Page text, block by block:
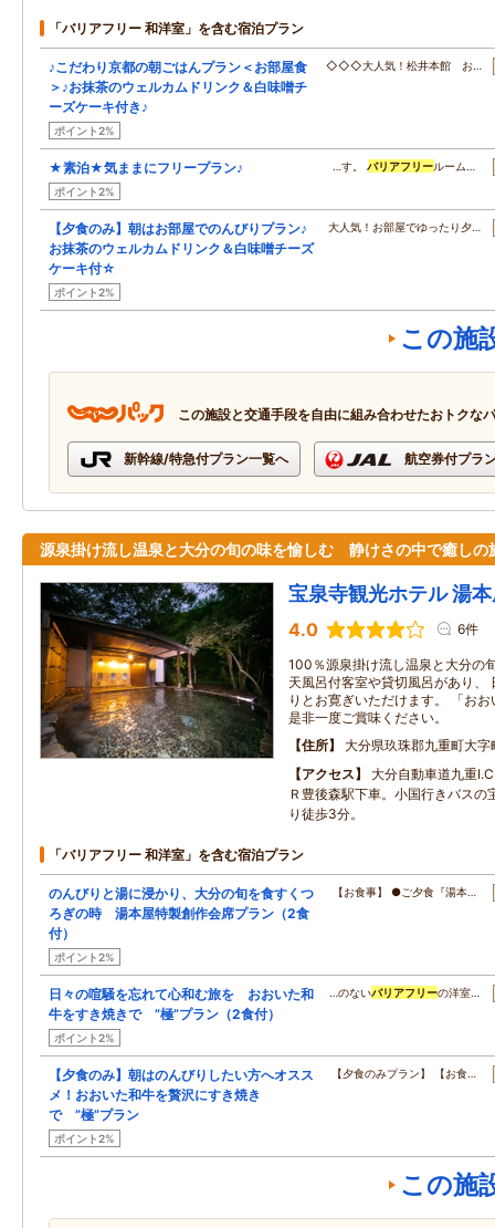
「バリアフリー 和洋室」を含む宿泊プラン
♪こだわり京都の朝ごはんプラン＜お部屋食
＞♪お抹茶のウェルカムドリンク＆白味噌チ
ーズケーキ付き♪
ポイント2%
◇◇◇大人気！松井本館 お…
★素泊★気ままにフリープラン♪
ポイント2%
…す。バリアフリールーム…
【夕食のみ】朝はお部屋でのんびりプラン♪
お抹茶のウェルカムドリンク＆白味噌チーズ
ケーキ付☆
ポイント2%
大人気！お部屋でゆったり夕…
この施
この施設と交通手段を自由に組み合わせたおトクな
新幹線/特急付プラン一覧へ 航空券付プラ
源泉掛け流し温泉と大分の旬の味を愉しむ 静けさの中で癒しの
宝泉寺観光ホテル 湯
4.0 6件
100％源泉掛け流し温泉と大分の
天風呂付客室や貸切風呂があり、
りとお寛ぎいただけます。 「お
是非一度ご賞味ください。
住所
大分県玖珠郡九重町大
アクセス
大分自動車道九重
Ｒ豊後森駅下車。小国行きバスの
り徒歩3分。
「バリアフリー 和洋室」を含む宿泊プラン
のんびりと湯に浸かり、大分の旬を食すくつ
ろぎの時 湯本屋特製創作会席プラン（2食
付）
ポイント2%
【お食事】 ●ご夕食『湯本…
日々の喧騒を忘れて心和む旅を おおいた和
牛をすき焼きで ”極”プラン（2食付）
ポイント2%
…のないバリアフリーの洋室…
【夕食のみ】朝はのんびりしたい方へオスス
メ！おおいた和牛を贅沢にすき焼き
で ”極”プラン
ポイント2%
【夕食のみプラン】 【お食…
この施